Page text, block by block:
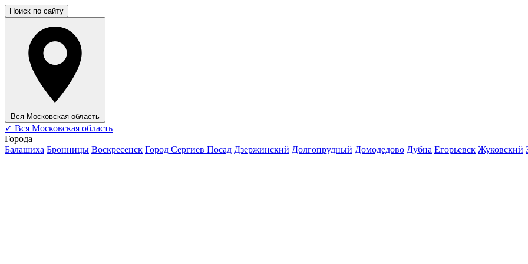
Поиск по сайту
Вся Московская область
✓ Вся Московская область
Города
Балашиха Бронницы Воскресенск Город Сергиев Посад Дзержинский Долгопрудный Домодедово Дубна Егорьевск Жуковский